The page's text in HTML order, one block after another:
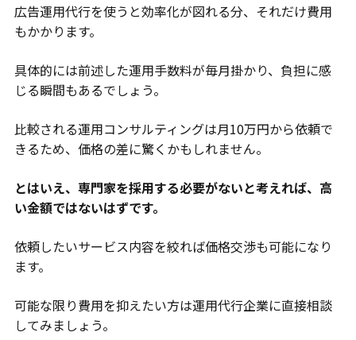
広告運用代行を使うと効率化が図れる分、それだけ費用
もかかります。
具体的には前述した運用手数料が毎月掛かり、負担に感
じる瞬間もあるでしょう。
比較される運用コンサルティングは月10万円から依頼で
きるため、価格の差に驚くかもしれません。
とはいえ、専門家を採用する必要がないと考えれば、高
い金額ではないはずです。
依頼したいサービス内容を絞れば価格交渉も可能になり
ます。
可能な限り費用を抑えたい方は運用代行企業に直接相談
してみましょう。